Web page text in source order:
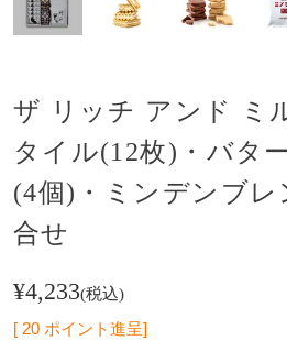
ザ リッチ アンド ミ
タイル(12枚)・バタ
(4個)・ミンデンブレ
合せ
¥4,233 税込
[ 20 ポイント進呈]